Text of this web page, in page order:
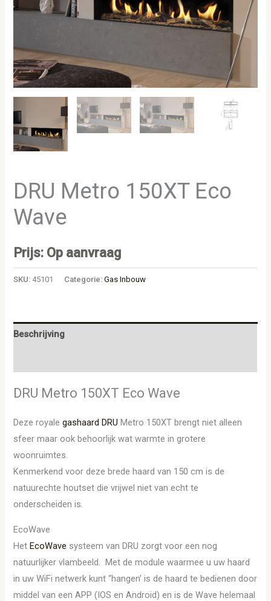
DRU Metro 150XT Eco
Wave
Prijs: Op aanvraag
SKU: 45101 Categorie:Gas Inbouw
Beschrijving
DRU Metro 150XT Eco Wave
Deze royalegashaard DRU Metro 150XT brengt niet alleen
sfeer maar ook behoorlijk wat warmte in grotere
woonruimtes.
Kenmerkend voor deze brede haard van 150 cm is de
natuurechte houtset die vrijwel niet van echt te
onderscheiden is.
EcoWave
HetEcoWave systeem van DRU zorgt voor een nog
natuurlijker vlambeeld. Met de module waarmee u uw haard
in uw WiFi netwerk kunt “hangen’ is de haard te bedienen door
middel van een APP (IOS en Android) en is de Wave helemaal